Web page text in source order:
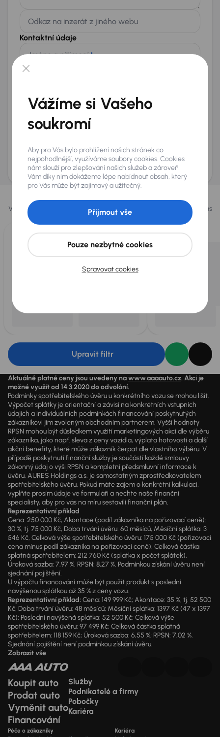
Odkaz na inzerát z jiného webu
Kontaktní údaje
Jméno a příjmení*
+420
E-mail*
Přeji si dostávat informace o atraktivních slevových
nabídkách
AURES Holdings a.s., se sídlem Dopraváků 874/15, Čimice, 184 00 Praha 8 bude
uchovávat a zpracovávat vaše osobní údaje v souladu se zásadami ochrany a
zpracováníosobních údajů.
Vybrali jsme pro vás
Vybíráme pro vás ty nejlepší vozy
z naší nabídky. Každý den pro vás
vykoupíme až 400 vozů
Upravit filtr
Aktuálně platné ceny jsou uvedeny nawww.aaaauto.cz. Akci je
možné využít od 14.3.2020 do odvolání.
Podmínky spotřebitelského úvěru u konkrétního vozu se mohou lišit.
Výpočet splátky je orientační a závisí na konkrétních vstupních
údajích a individuálních podmínkách financování poskytnutých
zákazníkovi jim zvoleným obchodním partnerem. Vyšší hodnoty
RPSN mohou být důsledkem využití marketingových akcí dle výběru
zákazníka, jako např. sleva z ceny vozidla, výplata hotovosti a další
akční benefity, které může zákazník čerpat dle vlastního výběru. V
případě poskytnutí finanční služby je součástí každé smlouvy
zákonný údaj o výši RPSN a kompletní předsmluvní informace k
úvěru. AURES Holdings a.s. je samostatným zprostředkovatelem
spotřebitelského úvěru. Pokud máte zájem o konkrétní kalkulaci,
vyplňte prosím údaje ve formuláři a nechte naše finanční
specialisty, aby pro vás na míru sestavili finanční plán.
Reprezentativní příklad
Cena: 250 000 Kč, Akontace (podíl zákazníka na pořizovací ceně):
30 %, tj. 75 000 Kč, Doba trvání úvěru: 60 měsíců, Měsíční splátka: 3
546 Kč, Celková výše spotřebitelského úvěru: 175 000 Kč (pořizovací
cena mínus podíl zákazníka na pořizovací ceně), Celková částka
splatná spotřebitelem: 212 760 Kč (splátka x počet splátek),
Úroková sazba: 7,97 %, RPSN: 8,27 %. Podmínkou získání úvěru není
sjednání pojištění.
U výpočtu financování může být použit produkt s poslední
navýšenou splátkou až 35 % z ceny vozu.
Reprezentativní příklad:Cena: 149 999 Kč; Akontace: 35 %, tj. 52 500
Kč; Doba trvání úvěru: 48 měsíců; Měsíční splátka: 1397 Kč (47 x 1397
Kč); Poslední navýšená splátka: 52 500 Kč; Celková výše
spotřebitelského úvěru: 97 499 Kč; Celková částka splatná
spotřebitelem: 118 159 Kč; Úroková sazba: 6,55 %; RPSN: 7,02 %.
Sjednání pojištění není podmínkou získání úvěru.
Zobrazit vše
Koupit auto
Prodat auto
Vyměnit auto
Financování
Služby
Podnikatelé a firmy
Pobočky
Kariéra
Péče o zákazníky Kariéra
Vážíme si Vašeho
soukromí
Aby pro Vás bylo prohlížení našich stránek co
nejpohodlnější, využíváme soubory cookies. Cookies
nám slouží pro zlepšování našich služeb a zároveň
Vám díky nim dokážeme lépe nabídnout obsah, který
pro Vás může být zajímavý a užitečný.
Spravovat cookies
Pouze nezbytné cookies
Přijmout vše